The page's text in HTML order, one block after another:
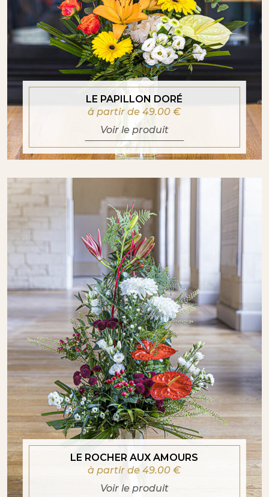
LE PAPILLON DORÉ
à partir de 49.00€
Voir le produit
LE ROCHER AUX AMOURS
à partir de 49.00€
Voir le produit